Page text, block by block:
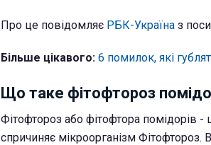
Про це повідомляє РБК-Україна з
Більше цікавого: 6 помилок, які
Що таке фітофтороз
Фітофтороз або фітофтора помідорів
спричиняє мікроорганізм